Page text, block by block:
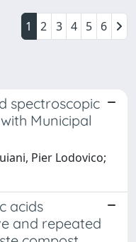
1 2 3 4 5 6
spectroscopic
Municipal
Pier Lodovico;
acids
and repeated